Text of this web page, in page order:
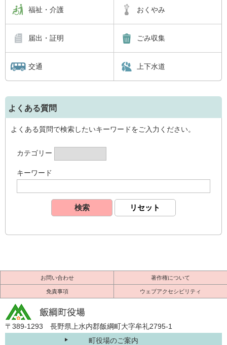
福祉・介護 おくやみ
届出・証明 ごみ収集
交通 上下水道
よくある質問
よくある質問で検索したいキーワードをご入力ください。
カテゴリー
キーワード
お問い合わせ 著作権について
免責事項 ウェブアクセシビリティ
〒389-1293 長野県上水内郡飯綱町大字牟礼2795-1
町役場のご案内